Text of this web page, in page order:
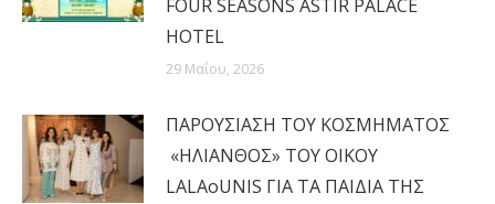
FOUR SEASONS ASTIR PALACE
HOTEL
29 Μαΐου, 2026
ΠΑΡΟΥΣΙΑΣΗ ΤΟΥ ΚΟΣΜΗΜΑΤΟΣ
«ΗΛΙΑΝΘΟΣ» ΤΟΥ ΟΙΚΟΥ
LALAoUNIS ΓΙΑ ΤΑ ΠΑΙΔΙΑ ΤΗΣ